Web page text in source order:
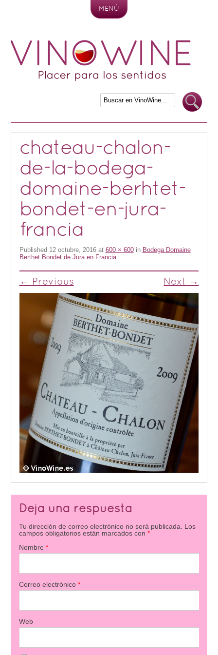
MENÚ
chateau-chalon-
de-la-bodega-
domaine-berhtet-
bondet-en-jura-
francia
Published 12 octubre, 2016at 600 × 600in Bodega Domaine
Berthet Bondet de Jura en Francia
← Previous Next →
Deja una respuesta
Tu dirección de correo electrónico no será publicada. Los
campos obligatorios están marcados con *
Nombre *
Correo electrónico *
Web